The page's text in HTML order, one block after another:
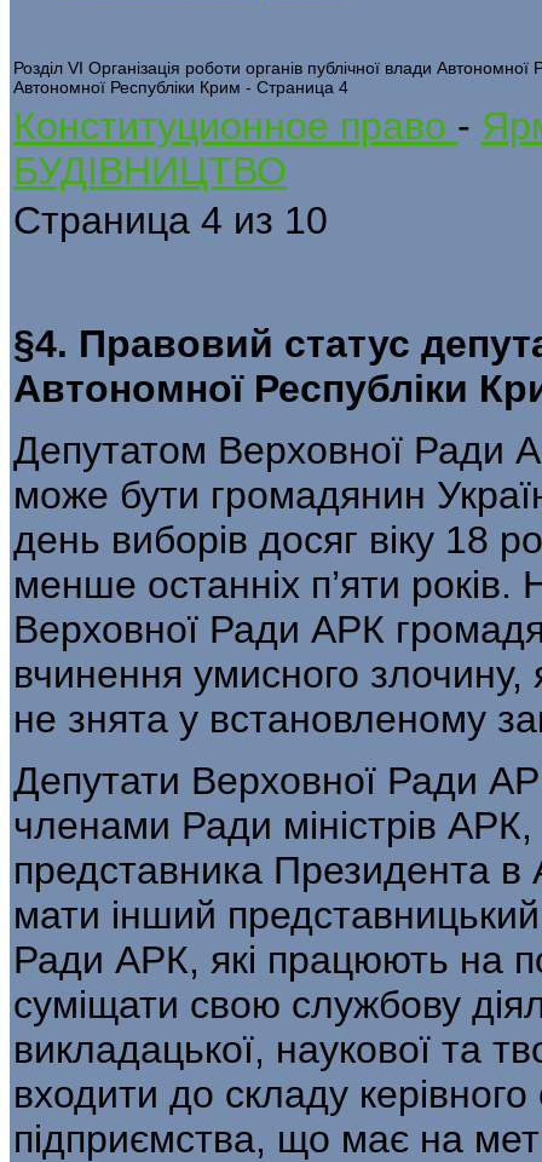
Розділ VI Організація роботи органів публічної влади
Автономної Республіки Крим - Страница 4
Конституционное право -
БУДІВНИЦТВО
Страница 4 из 10
§4. Правовий статус
Автономної Республіки
Депутатом Верховної Ради
може бути громадянин
день виборів досяг віку 18
менше останніх п’яти
Верховної Ради АРК
вчинення умисного
не знята у встановленому
Депутати Верховної Ради
членами Ради міністрів АРК,
представника Президента в
мати інший
Ради АРК, які працюють на
суміщати свою службову
викладацької, наукової та
входити до складу
підприємства, що має на